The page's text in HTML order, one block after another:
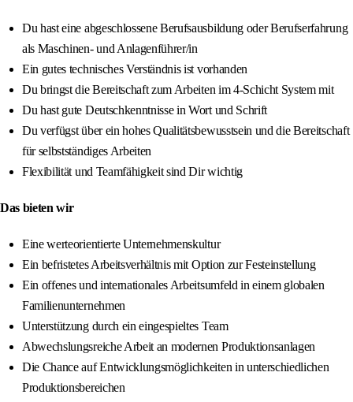
Du hast eine abgeschlossene Berufsausbildung oder Berufserfahrung
als Maschinen- und Anlagenführer/in
Ein gutes technisches Verständnis ist vorhanden
Du bringst die Bereitschaft zum Arbeiten im 4-Schicht System mit
Du hast gute Deutschkenntnisse in Wort und Schrift
Du verfügst über ein hohes Qualitätsbewusstsein und die Bereitschaft
für selbstständiges Arbeiten
Flexibilität und Teamfähigkeit sind Dir wichtig
Das bieten wir
Eine werteorientierte Unternehmenskultur
Ein befristetes Arbeitsverhältnis mit Option zur Festeinstellung
Ein offenes und internationales Arbeitsumfeld in einem globalen
Familienunternehmen
Unterstützung durch ein eingespieltes Team
Abwechslungsreiche Arbeit an modernen Produktionsanlagen
Die Chance auf Entwicklungsmöglichkeiten in unterschiedlichen
Produktionsbereichen